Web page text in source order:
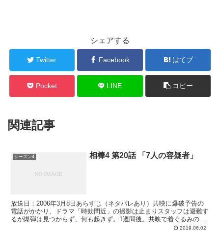
シェアする
Twitter Facebook はてブ
Pocket LINE コピー
関連記事
シーズン4 相棒4 第20話 「7人の容疑者」
放送日：2006年3月8日あらすじ（ネタバレあり）共映に爆破予告の
電話がかかり、ドラマ「時効間近」の撮影は止まりスタッフは避難す
るが爆弾は見つからず、何も起きず。1週間後。共映で着ぐるみの盗
難があり、右京と亀山が共映の撮影所へ。盗難のあった... 2019.06.02